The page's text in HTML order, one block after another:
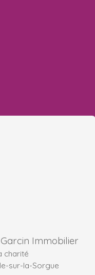
Immobilier
charité
sur-la-Sorgue